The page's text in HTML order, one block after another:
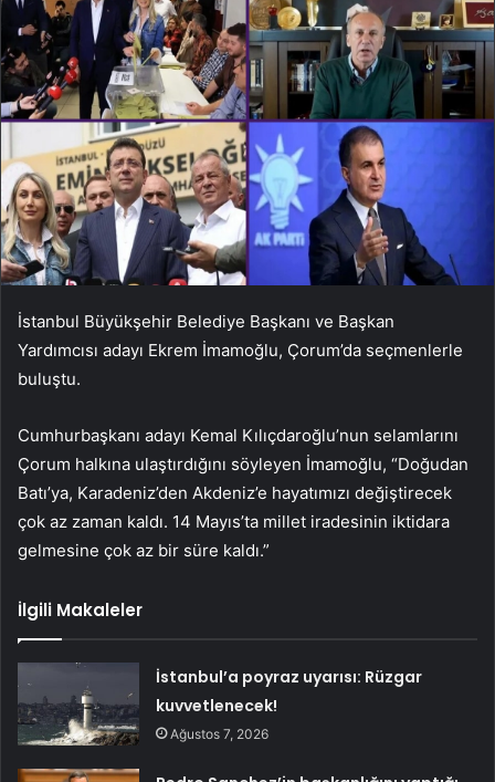
İstanbul Büyükşehir Belediye Başkanı ve Başkan
Yardımcısı adayı Ekrem İmamoğlu, Çorum’da seçmenlerle
buluştu.
Cumhurbaşkanı adayı Kemal Kılıçdaroğlu’nun selamlarını
Çorum halkına ulaştırdığını söyleyen İmamoğlu, “Doğudan
Batı’ya, Karadeniz’den Akdeniz’e hayatımızı değiştirecek
çok az zaman kaldı. 14 Mayıs’ta millet iradesinin iktidara
gelmesine çok az bir süre kaldı.”
İlgili Makaleler
İstanbul’a poyraz uyarısı: Rüzgar
kuvvetlenecek!
Ağustos 7, 2026